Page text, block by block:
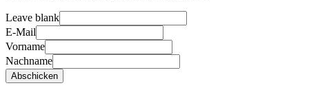
Leave blank
E-Mail
Vorname
Nachname
Abschicken